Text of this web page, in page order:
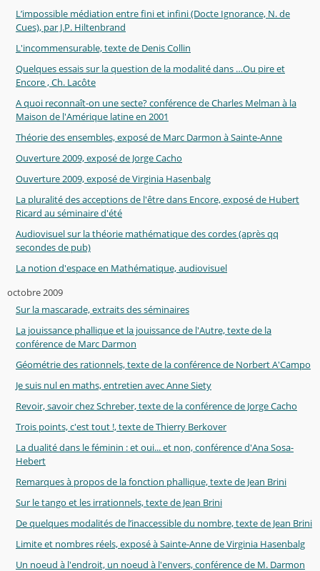
L’impossible médiation entre fini et infini (Docte Ignorance, N. de
Cues), par J.P. Hiltenbrand
L'incommensurable, texte de Denis Collin
Quelques essais sur la question de la modalité dans …Ou pire et
Encore , Ch. Lacôte
A quoi reconnaît-on une secte? conférence de Charles Melman à la
Maison de l'Amérique latine en 2001
Théorie des ensembles, exposé de Marc Darmon à Sainte-Anne
Ouverture 2009, exposé de Jorge Cacho
Ouverture 2009, exposé de Virginia Hasenbalg
La pluralité des acceptions de l'être dans Encore, exposé de Hubert
Ricard au séminaire d'été
Audiovisuel sur la théorie mathématique des cordes (après qq
secondes de pub)
La notion d'espace en Mathématique, audiovisuel
octobre 2009
Sur la mascarade, extraits des séminaires
La jouissance phallique et la jouissance de l'Autre, texte de la
conférence de Marc Darmon
Géométrie des rationnels, texte de la conférence de Norbert A'Campo
Je suis nul en maths, entretien avec Anne Siety
Revoir, savoir chez Schreber, texte de la conférence de Jorge Cacho
Trois points, c'est tout !, texte de Thierry Berkover
La dualité dans le féminin : et oui... et non, conférence d'Ana Sosa-
Hebert
Remarques à propos de la fonction phallique, texte de Jean Brini
Sur le tango et les irrationnels, texte de Jean Brini
De quelques modalités de l’inaccessible du nombre, texte de Jean Brini
Limite et nombres réels, exposé à Sainte-Anne de Virginia Hasenbalg
Un noeud à l'endroit, un noeud à l'envers, conférence de M. Darmon